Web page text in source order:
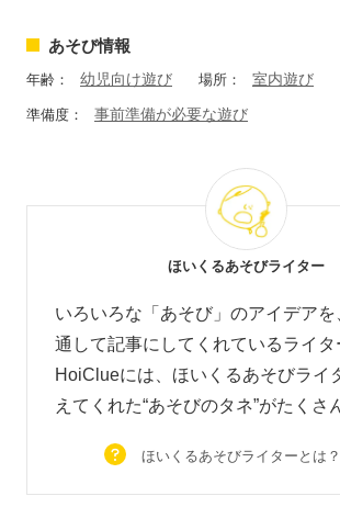
あそび情報
年齢： 幼児向け遊び 場所： 室内遊び
準備度： 事前準備が必要な遊び
ほいくるあそびライター
いろいろな「あそび」のアイデア
通して記事にしてくれているライタ
HoiClueには、ほいくるあそびライ
えてくれた“あそびのタネ”がたくさ
ほいくるあそびライターとは？